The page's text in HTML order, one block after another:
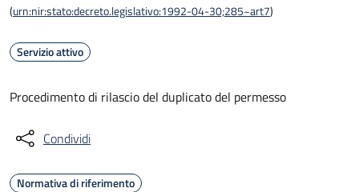
(urn:nir:stato:decreto.legislativo:1992-04-30;285~art7)
Servizio attivo
Procedimento di rilascio del duplicato del permesso
Condividi
Normativa di riferimento